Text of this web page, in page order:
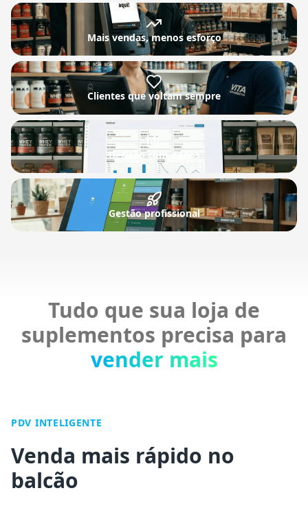
Mais vendas, menos esforço
Clientes que voltam sempre
Decisão com dados
Gestão profissional
Tudo que sua loja de
suplementos precisa para
vender mais
PDV INTELIGENTE
Venda mais rápido no
balcão